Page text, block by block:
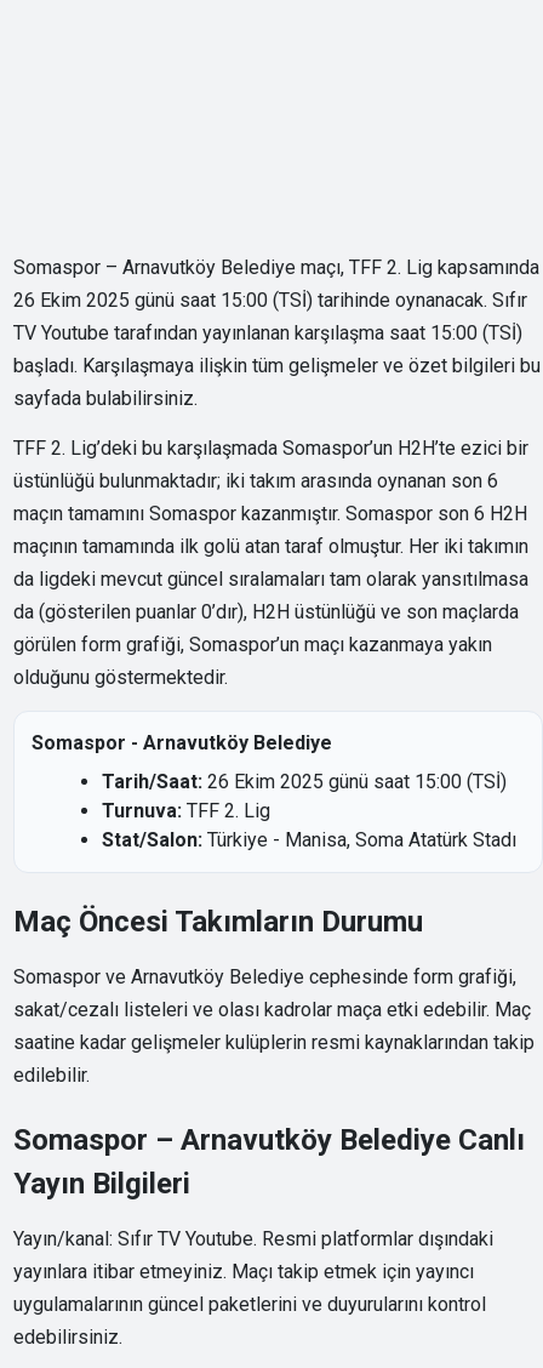
Somaspor – Arnavutköy Belediye maçı, TFF 2. Lig kapsamında
26 Ekim 2025 günü saat 15:00 (TSİ) tarihinde oynanacak. Sıfır
TV Youtube tarafından yayınlanan karşılaşma saat 15:00 (TSİ)
başladı. Karşılaşmaya ilişkin tüm gelişmeler ve özet bilgileri bu
sayfada bulabilirsiniz.
TFF 2. Lig’deki bu karşılaşmada Somaspor’un H2H’te ezici bir
üstünlüğü bulunmaktadır; iki takım arasında oynanan son 6
maçın tamamını Somaspor kazanmıştır. Somaspor son 6 H2H
maçının tamamında ilk golü atan taraf olmuştur. Her iki takımın
da ligdeki mevcut güncel sıralamaları tam olarak yansıtılmasa
da (gösterilen puanlar 0’dır), H2H üstünlüğü ve son maçlarda
görülen form grafiği, Somaspor’un maçı kazanmaya yakın
olduğunu göstermektedir.
Somaspor - Arnavutköy Belediye
Tarih/Saat: 26 Ekim 2025 günü saat 15:00 (TSİ)
Turnuva: TFF 2. Lig
Stat/Salon: Türkiye - Manisa, Soma Atatürk Stadı
Maç Öncesi Takımların Durumu
Somaspor ve Arnavutköy Belediye cephesinde form grafiği,
sakat/cezalı listeleri ve olası kadrolar maça etki edebilir. Maç
saatine kadar gelişmeler kulüplerin resmi kaynaklarından takip
edilebilir.
Somaspor – Arnavutköy Belediye Canlı
Yayın Bilgileri
Yayın/kanal: Sıfır TV Youtube. Resmi platformlar dışındaki
yayınlara itibar etmeyiniz. Maçı takip etmek için yayıncı
uygulamalarının güncel paketlerini ve duyurularını kontrol
edebilirsiniz.